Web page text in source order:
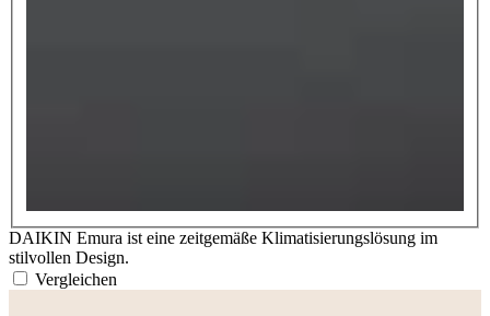
DAIKIN Emura ist eine zeitgemäße Klimatisierungslösung im
stilvollen Design.
Vergleichen